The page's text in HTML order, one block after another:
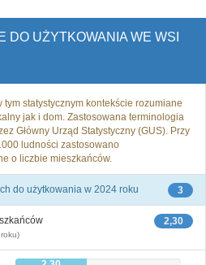
DO UŻYTKOWANIA WE WSI
tym statystycznym kontekście rozumiane
jak i dom. Zastosowana terminologia
Główny Urząd Statystyczny (GUS). Przy
ludności zastosowano
o liczbie mieszkańców.
3
do użytkowania w 2024 roku
2,30